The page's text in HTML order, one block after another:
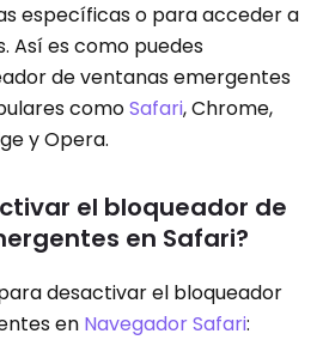
específicas o para acceder a
Así es como puedes
de ventanas emergentes
comoSafari, Chrome,
y Opera.
el bloqueador de
en Safari?
desactivar el bloqueador
en Navegador Safari: